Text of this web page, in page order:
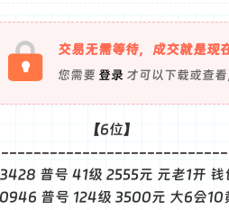
交易无需等待，成交就是现
您需要 登录 才可以下载或查看
6位】
普号 41级 2555元 元老1开 钱
普号 124级 3500元 大6会10